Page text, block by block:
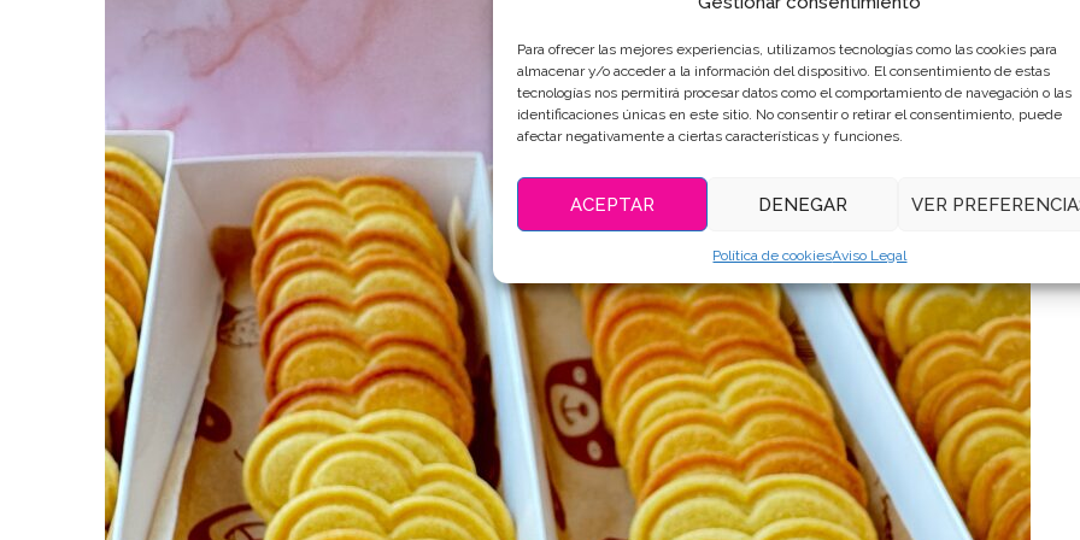
Para ofrecer las mejores experiencias, utilizamos tecnologías como las cookies para
almacenar y/o acceder a la información del dispositivo. El consentimiento de estas
tecnologías nos permitirá procesar datos como el comportamiento de navegación o las
identificaciones únicas en este sitio. No consentir o retirar el consentimiento, puede
afectar negativamente a ciertas características y funciones.
ACEPTAR DENEGAR VER
Política de cookiesAviso Legal